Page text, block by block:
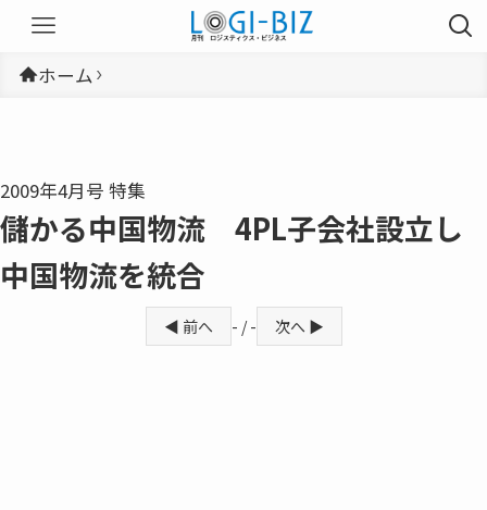
ホーム
2009年4月号 特集
儲かる中国物流 4PL子会社設立し
中国物流を統合
◀ 前へ - / - 次へ ▶